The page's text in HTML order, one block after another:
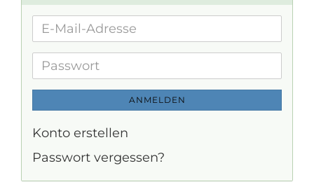
E-
Adresse
Passwort
ANMELDEN
Konto erstellen
Passwort vergessen?